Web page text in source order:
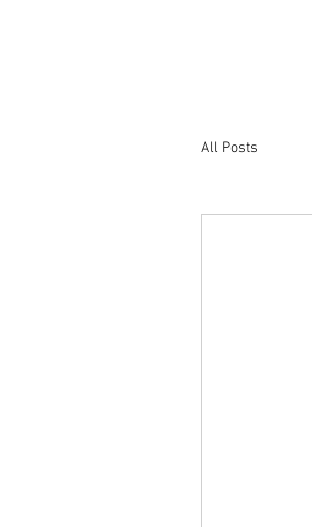
All Posts